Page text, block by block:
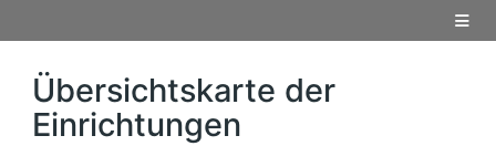
Übersichtskarte der
Einrichtungen